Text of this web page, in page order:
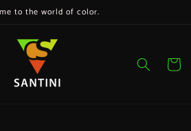
to the world of color.
Carrello